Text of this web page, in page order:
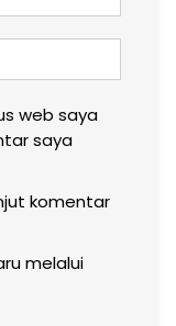
web saya
saya
komentar
melalui